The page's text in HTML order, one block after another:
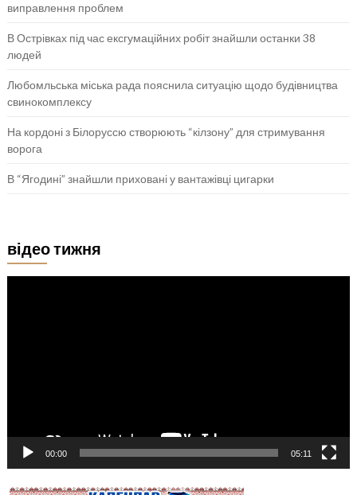
виправлення проблем
В Острівках під час ексгумаційних робіт знайшли останки 38
людей
Любомльська міська рада пояснила ситуацію щодо будівництва
свинокомплексу
На кордоні з Білоруссю створюють “кілзону” для стримування
ворога
В “Ягодині” знайшли приховані у вантажівці цигарки
відео тижня
00:00 05:11